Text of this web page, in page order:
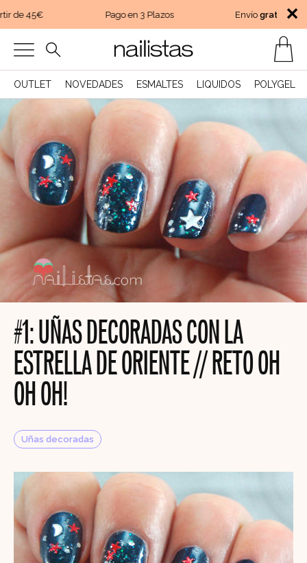
de 45€ Pago en 3 Plazos Envíogratisa ✕
OUTLET NOVEDADES ESMALTES LIQUIDOS POLYGEL
#1: UÑAS DECORADAS CON LA
ESTRELLA DE ORIENTE // RETO OH
OH OH!
Uñas decoradas